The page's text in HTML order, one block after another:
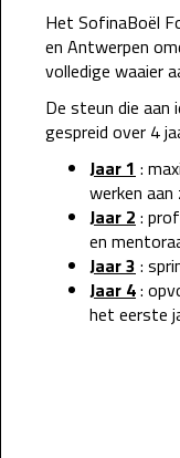
Het SofinaBoël
en Antwerpen
volledige waaier
De steun die aan
gespreid over 4
Jaar 1 :
werken
Jaar 2 :
en
Jaar 3 :
Jaar 4:
het eerste